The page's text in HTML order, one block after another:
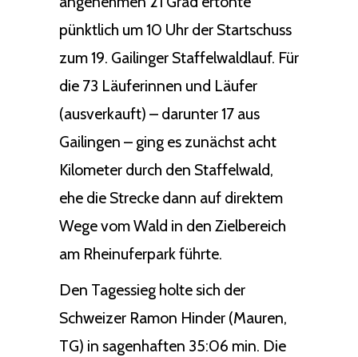
pünktlich um 10 Uhr der Startschuss
zum 19. Gailinger Staffelwaldlauf. Für
die 73 Läuferinnen und Läufer
(ausverkauft) – darunter 17 aus
Gailingen – ging es zunächst acht
Kilometer durch den Staffelwald,
ehe die Strecke dann auf direktem
Wege vom Wald in den Zielbereich
am Rheinuferpark führte.
Den Tagessieg holte sich der
Schweizer Ramon Hinder (Mauren,
TG) in sagenhaften 35:06 min. Die